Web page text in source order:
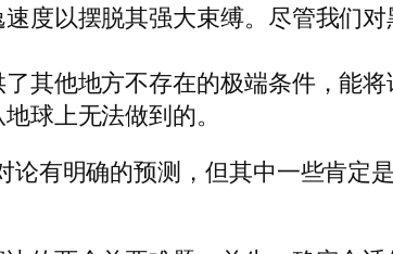
度以摆脱其强大束缚。尽管我们
其他地方不存在的极端条件，能将
球上无法做到的。
有明确的预测，但其中一些肯定